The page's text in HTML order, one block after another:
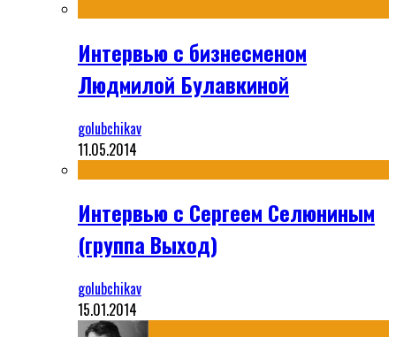
Интервью с бизнесменом
Людмилой Булавкиной
golubchikav
11.05.2014
Интервью с Сергеем Селюниным
(группа Выход)
golubchikav
15.01.2014